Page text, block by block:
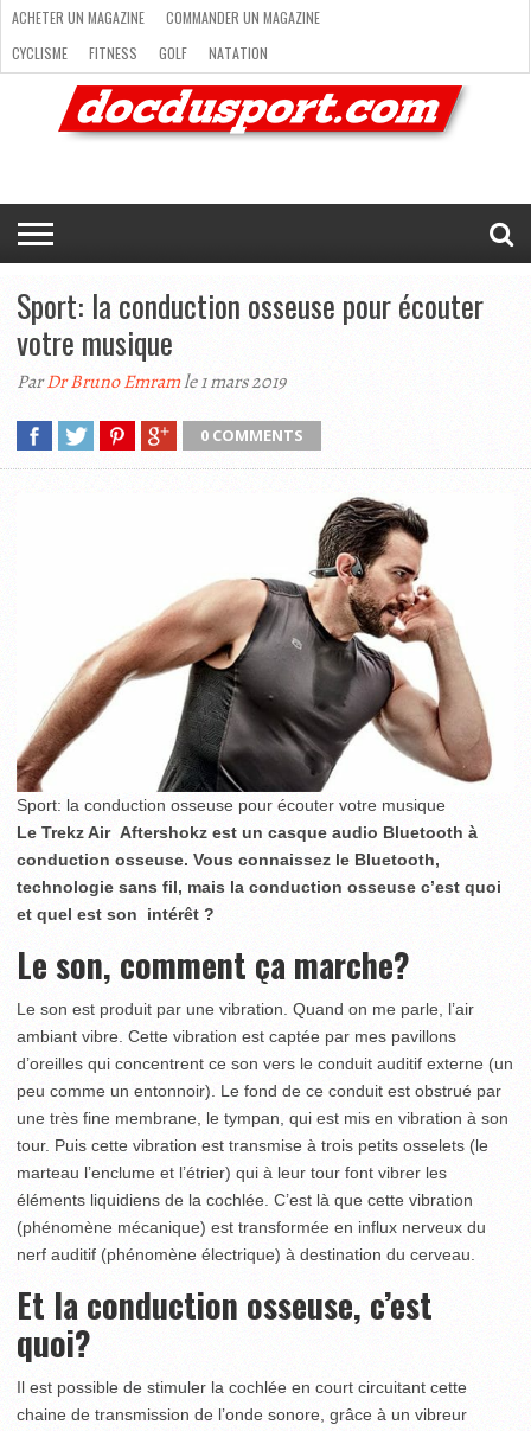
ACHETER
MAGAZINE
COMMANDER
UN
MAGAZINE
CYCLISME
FITNESS
GOLF
NATATION
RANDONNÉE
RUNNING
SKI
TRAIL
RUNNING
TRIATHLON
VOILE
NEWSLETTER
MAG’
EN
LIGNE
NOUS
CONTACTER
ACHETER UN MAGAZINE
COMMANDER UN MAGAZINE
CYCLISME
FITNESS GOLF
NATATION
RANDONNÉE
RUNNING SKI
TRAIL RUNNING
TRIATHLON
VOILE NEWSLETTER
MAG’ EN LIGNE
Sport: la conduction osseuse pour écouter
votre musique
ParDr Bruno Emramle 1 mars 2019
0 COMMENTS
Sport: la conduction osseuse pour écouter votre musique
Le Trekz Air Aftershokz est un casque audio Bluetooth à
conduction osseuse. Vous connaissez le Bluetooth,
technologie sans fil, mais la conduction osseuse c’est quoi
et quel est son intérêt ?
Le son, comment ça marche?
Le son est produit par une vibration. Quand on me parle, l’air
ambiant vibre. Cette vibration est captée par mes pavillons
d’oreilles qui concentrent ce son vers le conduit auditif externe (un
peu comme un entonnoir). Le fond de ce conduit est obstrué par
une très fine membrane, le tympan, qui est mis en vibration à son
tour. Puis cette vibration est transmise à trois petits osselets (le
marteau l’enclume et l’étrier) qui à leur tour font vibrer les
éléments liquidiens de la cochlée. C’est là que cette vibration
(phénomène mécanique) est transformée en influx nerveux du
nerf auditif (phénomène électrique) à destination du cerveau.
Et la conduction osseuse, c’est
quoi?
Il est possible de stimuler la cochlée en court circuitant cette
chaine de transmission de l’onde sonore, grâce à un vibreur